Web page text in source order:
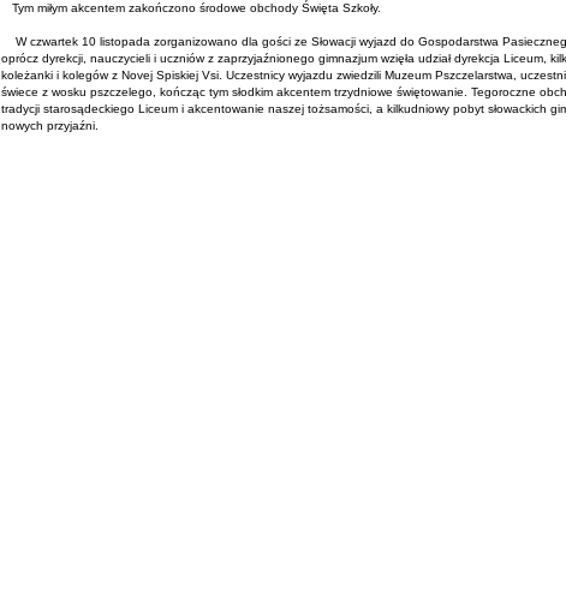
Tym miłym akcentem zakończono środowe obchody Święta Szkoły.
W czwartek 10 listopada zorganizowano dla gości ze Słowacji wyjazd do Gospodarstwa
oprócz dyrekcji, nauczycieli i uczniów z zaprzyjaźnionego gimnazjum wzięła udział dyrekcja Liceum,
koleżanki i kolegów z Novej Spiskiej Vsi. Uczestnicy wyjazdu zwiedzili Muzeum Pszczelarstwa,
świece z wosku pszczelego, kończąc tym słodkim akcentem trzydniowe świętowanie. Tegoroczne
tradycji starosądeckiego Liceum i akcentowanie naszej tożsamości, a kilkudniowy pobyt słowackich
nowych przyjaźni.